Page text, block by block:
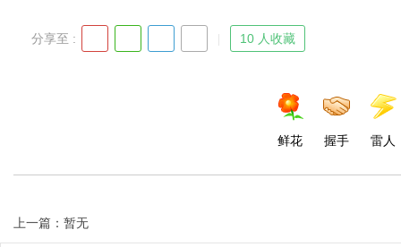
分享至 : 10 人收藏
鲜花 握手 雷人
上一篇：暂无